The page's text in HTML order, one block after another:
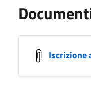
Iscrizione